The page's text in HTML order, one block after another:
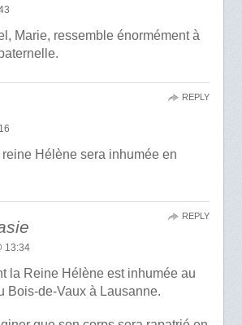
Marie, ressemble énormément à
reine Hélène sera inhumée en
REPLY
13:34
la Reine Hélène est inhumée au
Bois-de-Vaux à Lausanne.
REPLY